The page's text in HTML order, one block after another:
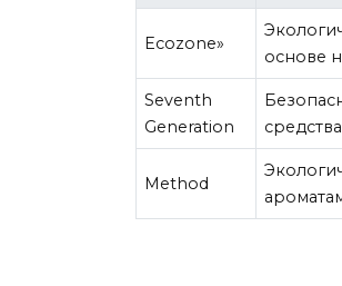
Ecozone»
основе
Seventh
Generation
средства
Method